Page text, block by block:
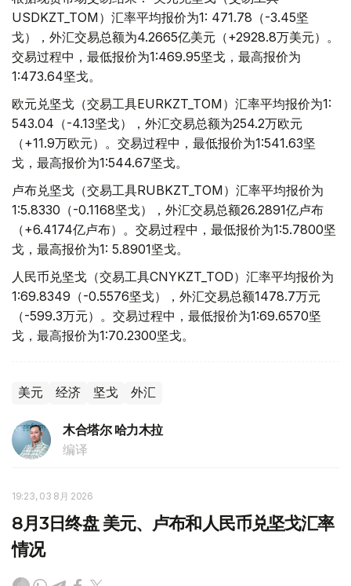
USDKZT_TOM）汇率平均报价为1: 471.78（-3.45坚
戈），外汇交易总额为4.2665亿美元（+2928.8万美元）。
交易过程中，最低报价为1:469.95坚戈，最高报价为
1:473.64坚戈。
欧元兑坚戈（交易工具EURKZT_TOM）汇率平均报价为1:
543.04（-4.13坚戈），外汇交易总额为254.2万欧元
（+11.9万欧元）。交易过程中，最低报价为1:541.63坚
戈，最高报价为1:544.67坚戈。
卢布兑坚戈（交易工具RUBKZT_TOM）汇率平均报价为
1:5.8330（-0.1168坚戈），外汇交易总额26.2891亿卢布
（+6.4174亿卢布）。交易过程中，最低报价为1:5.7800坚
戈，最高报价为1: 5.8901坚戈。
人民币兑坚戈（交易工具CNYKZT_TOD）汇率平均报价为
1:69.8349（-0.5576坚戈），外汇交易总额1478.7万元
（-599.3万元）。交易过程中，最低报价为1:69.6570坚
戈，最高报价为1:70.2300坚戈。
美元 经济 坚戈 外汇
木合塔尔 哈力木拉
编译
19:23, 03 8月 2026
8月3日终盘 美元、卢布和人民币兑坚戈汇率
情况